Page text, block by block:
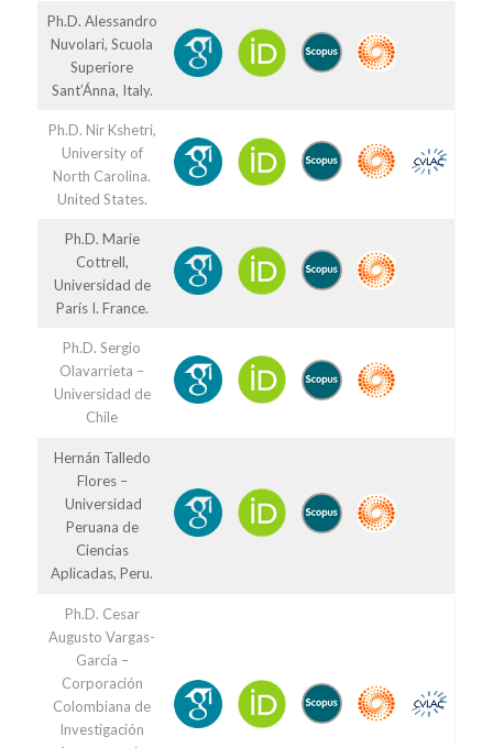
Ph.D. Alessandro
Nuvolari, Scuola
Superiore
Sant’Ánna, Italy.
Ph.D. Nir Kshetri,
University of
North Carolina.
United States.
Ph.D. Marie
Cottrell,
Universidad de
París I. France.
Ph.D. Sergio
Olavarrieta –
Universidad de
Chile
Hernán Talledo
Flores –
Universidad
Peruana de
Ciencias
Aplicadas, Peru.
Ph.D. Cesar
Augusto Vargas-
García –
Corporación
Colombiana de
Investigación